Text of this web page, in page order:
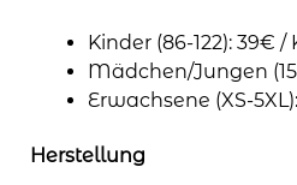
Kinder (86-122): 39€ /
Mädchen/Jungen
Erwachsene (XS-
Herstellung